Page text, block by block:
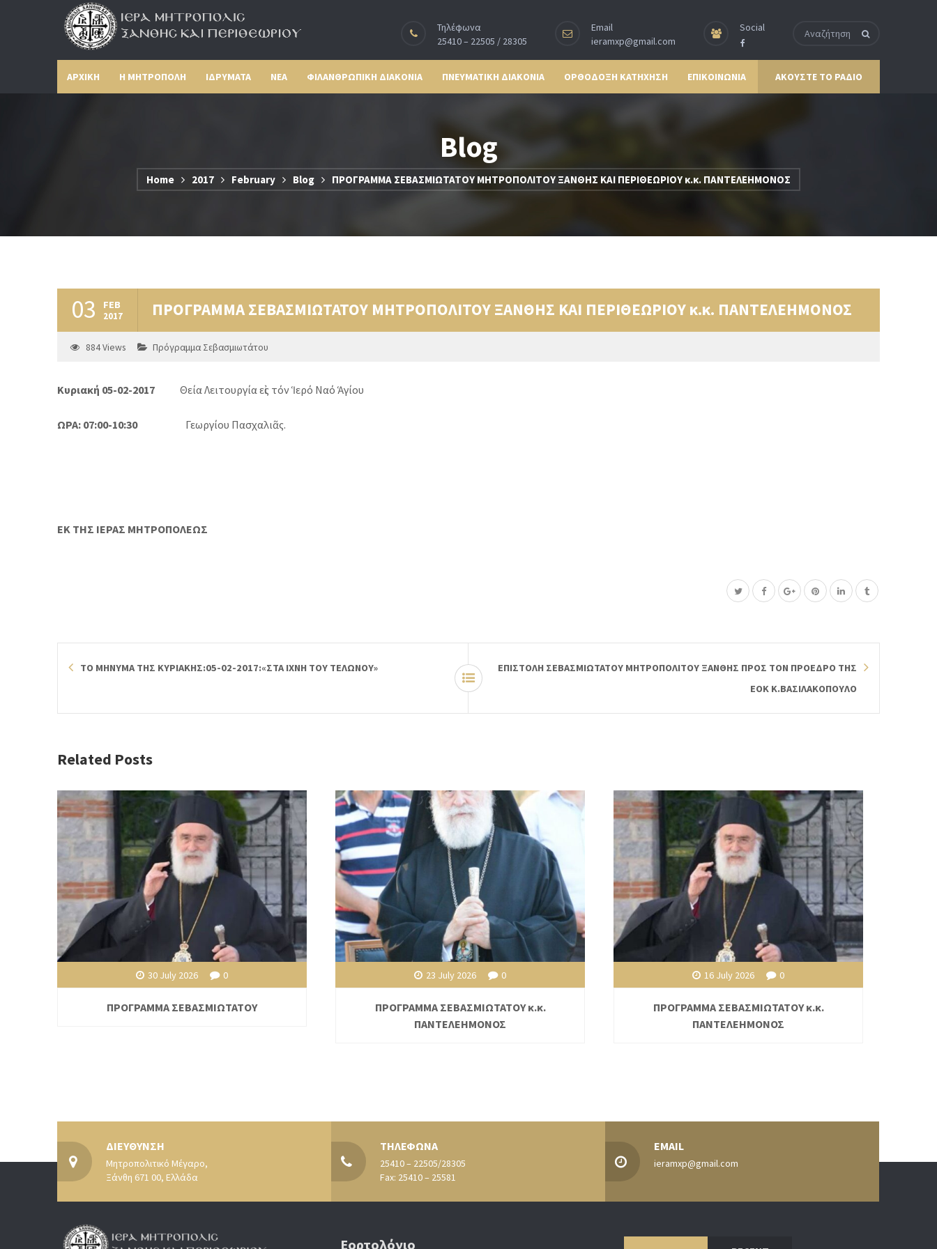
Τηλέφωνα
25410 – 22505 / 28305
Email
ieramxp@gmail.com
Social
ΑΡΧΙΚΗ Η ΜΗΤΡΟΠΟΛΗ ΙΔΡΥΜΑΤΑ ΝΕΑ ΦΙΛΑΝΘΡΩΠΙΚΗ ΔΙΑΚΟΝΙΑ ΠΝΕΥΜΑΤΙΚΗ ΔΙΑΚΟΝΙΑ ΟΡΘΟΔΟΞΗ ΚΑΤΗΧΗΣΗ ΕΠΙΚΟΙΝΩΝΙΑ ΑΚΟΥΣΤΕ ΤΟ ΡΑΔΙΟ
Blog
Home 2017 February Blog ΠΡΟΓΡΑΜΜΑ ΣΕΒΑΣΜΙΩΤΑΤΟΥ ΜΗΤΡΟΠΟΛΙΤΟΥ ΞΑΝΘΗΣ ΚΑΙ ΠΕΡΙΘΕΩΡΙΟΥ κ.κ. ΠΑΝΤΕΛΕΗΜΟΝΟΣ
03 FEB
2017 ΠΡΟΓΡΑΜΜΑ ΣΕΒΑΣΜΙΩΤΑΤΟΥ ΜΗΤΡΟΠΟΛΙΤΟΥ ΞΑΝΘΗΣ ΚΑΙ ΠΕΡΙΘΕΩΡΙΟΥ κ.κ. ΠΑΝΤΕΛΕΗΜΟΝΟΣ
884Views Πρόγραμμα Σεβασμιωτάτου
Κυριακή 05-02-2017 Θεία Λειτουργία εἰς τόν Ἱερό Ναό Ἁγίου
ΩΡΑ: 07:00-10:30 Γεωργίου Πασχαλιᾶς.
ΕΚ ΤΗΣ ΙΕΡΑΣ ΜΗΤΡΟΠΟΛΕΩΣ
ΤΟ ΜΗΝΥΜΑ ΤΗΣ ΚΥΡΙΑΚΗΣ:05-02-2017:«ΣΤΑ ΙΧΝΗ ΤΟΥ ΤΕΛΩΝΟΥ»
ΕΠΙΣΤΟΛΗ ΣΕΒΑΣΜΙΩΤΑΤΟΥ ΜΗΤΡΟΠΟΛΙΤΟΥ ΞΑΝΘΗΣ ΠΡΟΣ ΤΟΝ ΠΡΟΕΔΡΟ ΤΗΣ
ΕΟΚ Κ.ΒΑΣΙΛΑΚΟΠΟΥΛΟ
Related Posts
30 July 2026 0
ΠΡΟΓΡΑΜΜΑ ΣΕΒΑΣΜΙΩΤΑΤΟΥ
23 July 2026 0
ΠΡΟΓΡΑΜΜΑ ΣΕΒΑΣΜΙΩΤΑΤΟΥ κ.κ.
ΠΑΝΤΕΛΕΗΜΟΝΟΣ
16 July 2026 0
ΠΡΟΓΡΑΜΜΑ ΣΕΒΑΣΜΙΩΤΑΤΟΥ κ.κ.
ΠΑΝΤΕΛΕΗΜΟΝΟΣ
ΔΙΕΥΘΥΝΣΗ
Μητροπολιτικό Μέγαρο,
Ξάνθη 671 00, Ελλάδα
ΤΗΛΕΦΩΝΑ
25410 – 22505/28305
Fax: 25410 – 25581
EMAIL
ieramxp@gmail.com
Εορτολόγιο